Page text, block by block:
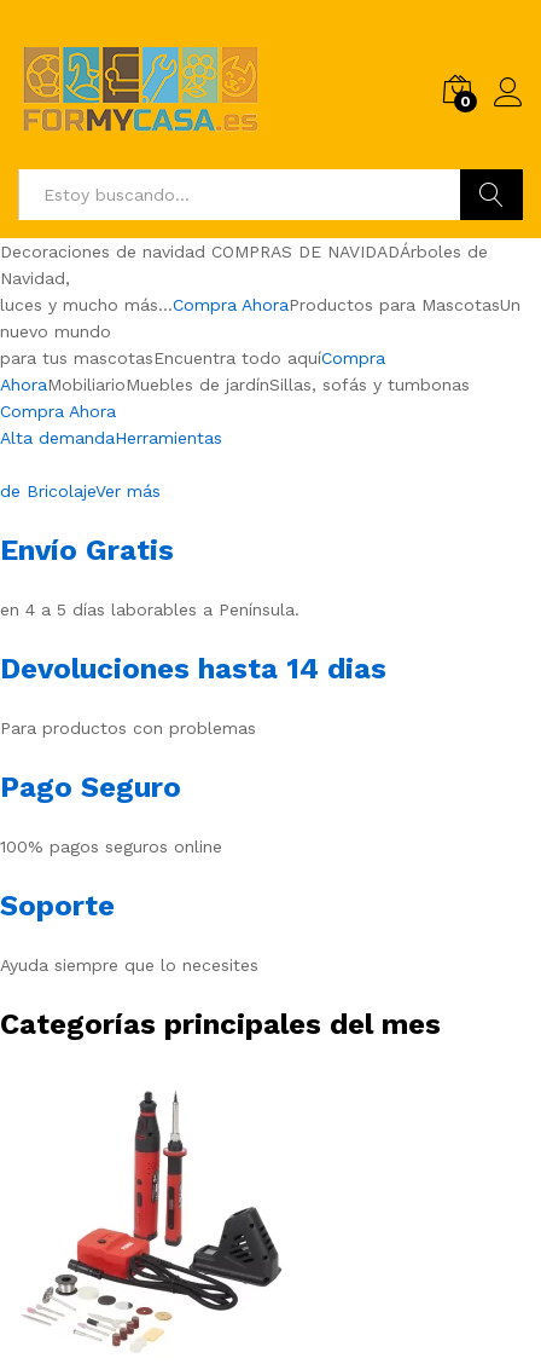
0
Buscar
Decoraciones de navidad COMPRAS DE NAVIDADÁrboles de
Navidad,
luces y mucho más…Compra AhoraProductos para MascotasUn
nuevo mundo
para tus mascotasEncuentra todo aquíCompra
AhoraMobiliarioMuebles de jardínSillas, sofás y tumbonas
Compra Ahora
Alta demandaHerramientas
de BricolajeVer más
Envío Gratis
en 4 a 5 días laborables a Península.
Devoluciones hasta 14 dias
Para productos con problemas
Pago Seguro
100% pagos seguros online
Soporte
Ayuda siempre que lo necesites
Categorías principales del mes